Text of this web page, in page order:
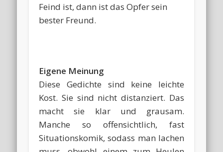
Feind ist, dann ist das Opfer sein
bester Freund.
Eigene Meinung
Diese Gedichte sind keine leichte
Kost. Sie sind nicht distanziert. Das
macht sie klar und grausam.
Manche so offensichtlich, fast
Situationskomik, sodass man lachen